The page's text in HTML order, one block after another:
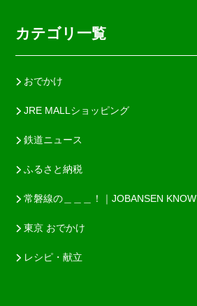
カテゴリ一覧
おでかけ
JRE MALLショッピング
鉄道ニュース
ふるさと納税
常磐線の＿＿＿！｜JOBANSEN KNOW
東京 おでかけ
レシピ・献立